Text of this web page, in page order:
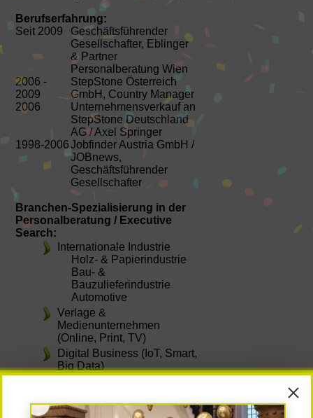
Berufserfahrung:
Seit 2009
Geschäftsführender
Gesellschafter, Eblinger
& Partner
Personalberatung Wien
2006 -
2009
StepStone Österreich
GmbH, Country Manager
2006
Unternehmensverkauf an
StepStone Deutschland
AG / Axel Springer
1998-2006Jobfinder Austria GmbH /
JOBnews,
Geschäftsführender
Gesellschafter
Branchen-Spezialisierung in der
Personalberatung / Executive
Search:
Internationale Industrie
Holz- & Papierindustrie
Bau- &
Bauzulieferindustrie
Automotive
Verlage &
Medienunternehmen
(Online, Print, TV)
Digital Business (IoT, Smart,
Big Data)
NGOs